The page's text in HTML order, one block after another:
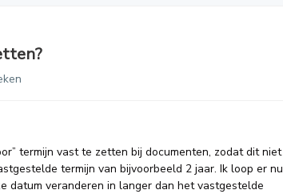
termijn vast te zetten bij documenten, zodat dit niet
termijn van bijvoorbeeld 2 jaar. Ik loop er nu
datum veranderen in langer dan het vastgestelde